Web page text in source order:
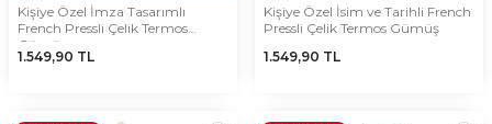
Kişiye Özel İmza Tasarımlı
French Pressli Çelik Termos
Gümüş
1.549,90 TL
Kişiye Özel İsim ve Tarihli French
Pressli Çelik Termos Gümüş
1.549,90 TL